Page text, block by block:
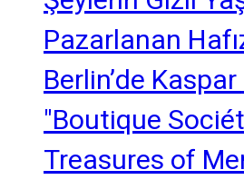
Pazarlanan
Berlin’de
"Boutique
Treasures of